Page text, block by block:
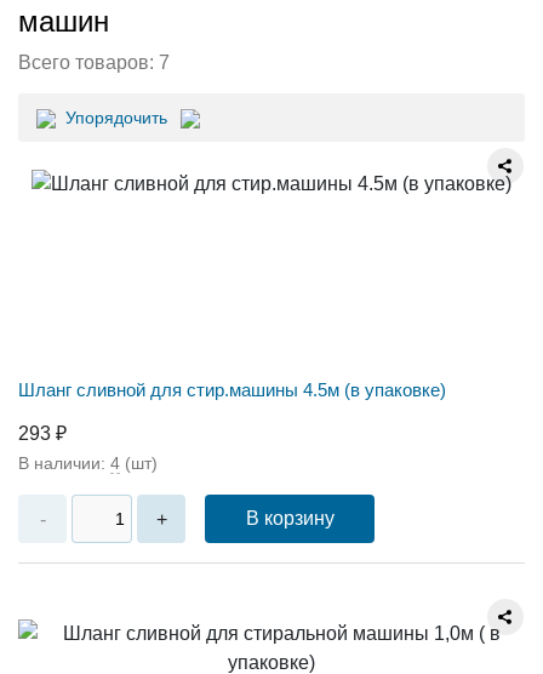
машин
Всего товаров: 7
Упорядочить
Шланг сливной для стир.машины 4.5м (в упаковке)
293 ₽
В наличии: 4 (шт)
- + В корзину